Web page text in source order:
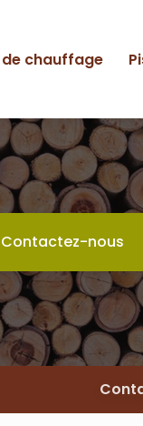
de chauffage
Contactez-nous